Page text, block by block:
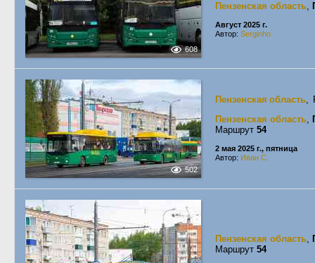
608
Пензенская область,
Август 2025 г.
Автор: Serginho
502
Пензенская область,
Пензенская область,
Маршрут 54
2 мая 2025 г., пятница
Автор: Иван С.
Пензенская область,
Маршрут 54